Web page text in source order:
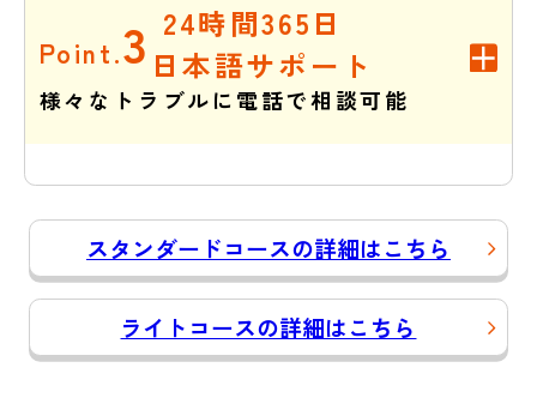
Point.3 24時間365日
日本語サポート
様々なトラブルに電話で相談可能
スタンダードコースの詳細はこちら
ライトコースの詳細はこちら